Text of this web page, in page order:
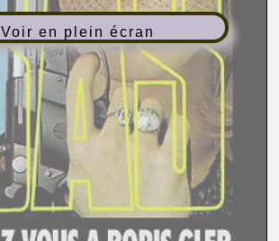
Voir en plein écran